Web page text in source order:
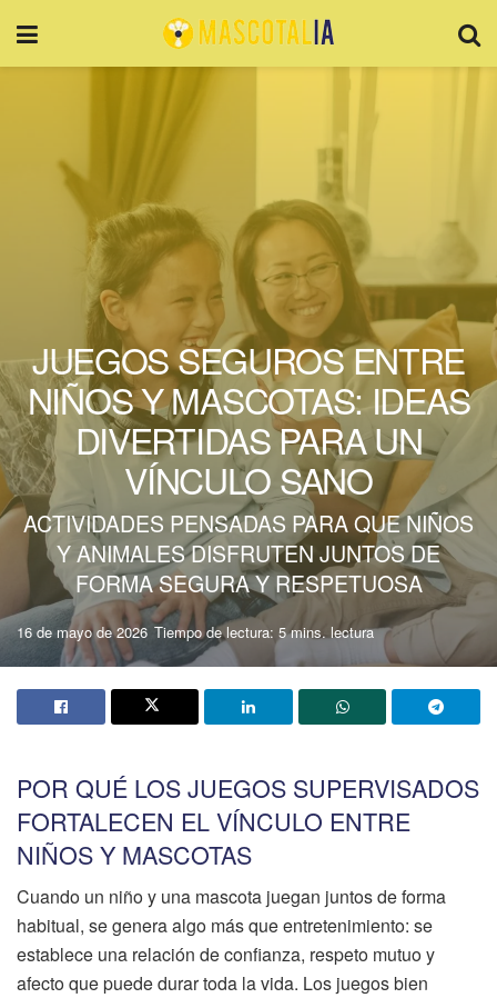
JUEGOS SEGUROS ENTRE
NIÑOS Y MASCOTAS: IDEAS
DIVERTIDAS PARA UN
VÍNCULO SANO
ACTIVIDADES PENSADAS PARA QUE NIÑOS
Y ANIMALES DISFRUTEN JUNTOS DE
FORMA SEGURA Y RESPETUOSA
16 de mayo de 2026 Tiempo de lectura: 5 mins. lectura
POR QUÉ LOS JUEGOS SUPERVISADOS
FORTALECEN EL VÍNCULO ENTRE
NIÑOS Y MASCOTAS
Cuando un niño y una mascota juegan juntos de forma
habitual, se genera algo más que entretenimiento: se
establece una relación de confianza, respeto mutuo y
afecto que puede durar toda la vida. Los juegos bien